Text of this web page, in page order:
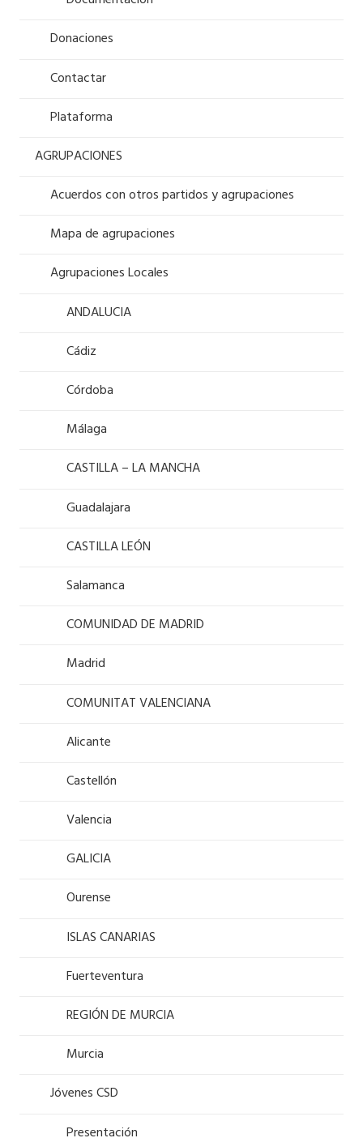
Donaciones
Contactar
Plataforma
AGRUPACIONES
Acuerdos con otros partidos y agrupaciones
Mapa de agrupaciones
Agrupaciones Locales
ANDALUCIA
Cádiz
Córdoba
Málaga
CASTILLA – LA MANCHA
Guadalajara
CASTILLA LEÓN
Salamanca
COMUNIDAD DE MADRID
Madrid
COMUNITAT VALENCIANA
Alicante
Castellón
Valencia
GALICIA
Ourense
ISLAS CANARIAS
Fuerteventura
REGIÓN DE MURCIA
Murcia
Jóvenes CSD